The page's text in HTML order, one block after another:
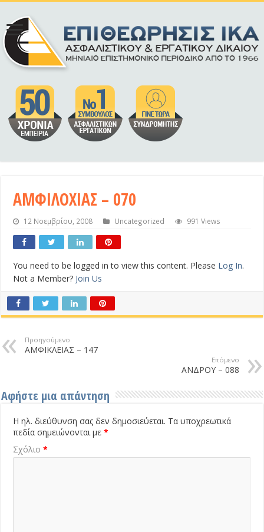
ΑΜΦΙΛΟΧΙΑΣ – 070
12 Νοεμβρίου, 2008 Uncategorized 991 Views
You need to be logged in to view this content. Please Log In.
Not a Member? Join Us
Προηγούμενο
ΑΜΦΙΚΛΕΙΑΣ – 147
Επόμενο
ΑΝΔΡΟΥ – 088
Αφήστε μια απάντηση
Η ηλ. διεύθυνση σας δεν δημοσιεύεται. Τα υποχρεωτικά
πεδία σημειώνονται με*
Σχόλιο*